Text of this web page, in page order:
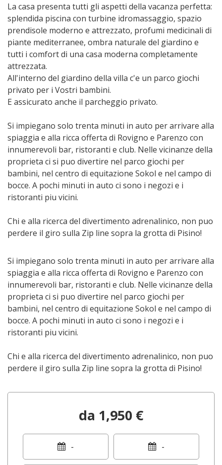
La casa presenta tutti gli aspetti della vacanza perfetta:
splendida piscina con turbine idromassaggio, spazio
prendisole moderno e attrezzato, profumi medicinali di
piante mediterranee, ombra naturale del giardino e
tutti i comfort di una casa moderna completamente
attrezzata.
All'interno del giardino della villa c'e un parco giochi
privato per i Vostri bambini.
E assicurato anche il parcheggio privato.
Si impiegano solo trenta minuti in auto per arrivare alla
spiaggia e alla ricca offerta di Rovigno e Parenzo con
innumerevoli bar, ristoranti e club. Nelle vicinanze della
proprieta ci si puo divertire nel parco giochi per
bambini, nel centro di equitazione Sokol e nel campo di
bocce. A pochi minuti in auto ci sono i negozi e i
ristoranti piu vicini.
Chi e alla ricerca del divertimento adrenalinico, non puo
perdere il giro sulla Zip line sopra la grotta di Pisino!
Si impiegano solo trenta minuti in auto per arrivare alla
spiaggia e alla ricca offerta di Rovigno e Parenzo con
innumerevoli bar, ristoranti e club. Nelle vicinanze della
proprieta ci si puo divertire nel parco giochi per
bambini, nel centro di equitazione Sokol e nel campo di
bocce. A pochi minuti in auto ci sono i negozi e i
ristoranti piu vicini.
Chi e alla ricerca del divertimento adrenalinico, non puo
perdere il giro sulla Zip line sopra la grotta di Pisino!
da 1,950 €
- -